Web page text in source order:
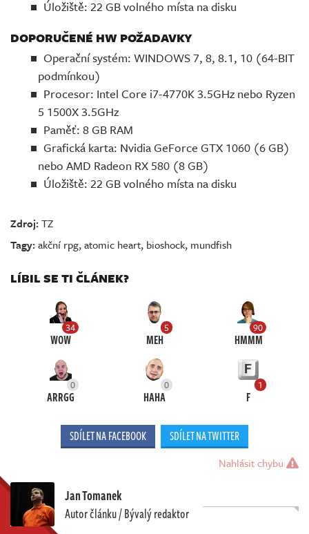
Úložiště: 22 GB volného místa na disku
DOPORUČENÉ HW POŽADAVKY
Operační systém: WINDOWS 7, 8, 8.1, 10 (64-BIT
podmínkou)
Procesor: Intel Core i7-4770K 3.5GHz nebo Ryzen
5 1500X 3.5GHz
Paměť: 8 GB RAM
Grafická karta: Nvidia GeForce GTX 1060 (6 GB)
nebo AMD Radeon RX 580 (8 GB)
Úložiště: 22 GB volného místa na disku
Zdroj:TZ
Tagy:akční rpg,atomic heart, bioshock, mundfish
LÍBIL SE TI ČLÁNEK?
34
WOW
5
MEH
90
HMMM
0
ARRGG
0
HAHA
1
F
SDÍLET NA FACEBOOK SDÍLET NA TWITTER
Nahlásit chybu
Jan Tomanek
Autor článku / Bývalý redaktor